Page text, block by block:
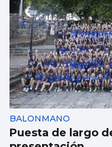
BALONMANO
Puesta de largo